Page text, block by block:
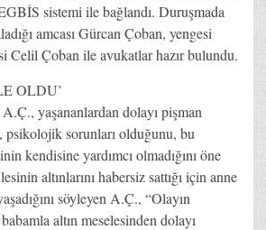
sistemi ile bağlandı. Duruşmada
amcası Gürcan Çoban, yengesi
Celil Çoban ile avukatlar hazır bulundu.
OLDU’
A.Ç., yaşananlardan dolayı pişman
sorunları olduğunu, bu
kendisine yardımcı olmadığını öne
altınlarını habersiz sattığı için anne
söyleyen A.Ç., “Olayın
altın meselesinden dolayı